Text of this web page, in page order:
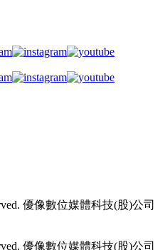
優像數位媒體科技(股)公司
優像數位媒體科技(股)公司